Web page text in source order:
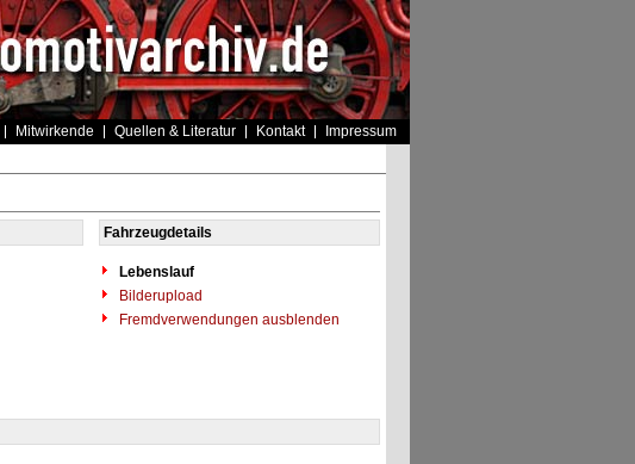
Mitwirkende Quellen & Literatur Kontakt Impressum
Fahrzeugdetails
Lebenslauf
Bilderupload
Fremdverwendungen ausblenden